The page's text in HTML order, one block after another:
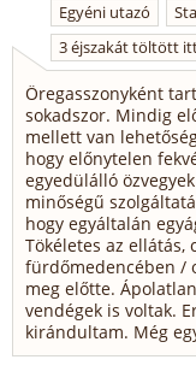
Egyéni utazó
3 éjszakát töltött
Öregasszonyként
sokadszor. Mindig
mellett van
hogy előnytelen
egyedülálló
minőségű
hogy egyáltalán
Tökéletes az ellátás,
fürdőmedencében /
meg előtte.
vendégek is voltak.
kirándultam. Még